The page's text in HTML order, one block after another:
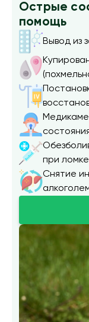
Острые
помощь
Вывод из
при ломке
Снятие